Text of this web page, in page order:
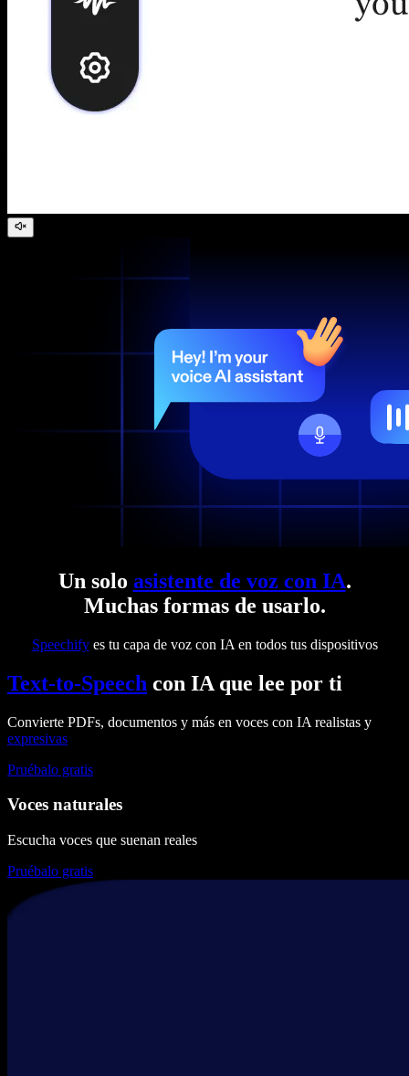
Un solo asistente de voz con IA.
Muchas formas de usarlo.
Speechifyes tu capa de voz con IA en todos tus dispositivos
Text-to-Speech con IA que lee por ti
Convierte PDFs, documentos y más en voces con IA realistas y
expresivas
Pruébalo gratis
Voces naturales
Escucha voces que suenan reales
Pruébalo gratis